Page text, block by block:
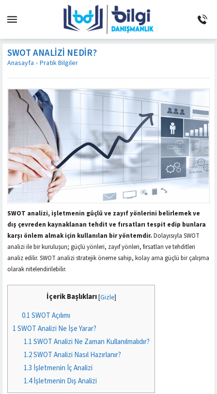
SWOT ANALIZI NEDIR?
Anasayfa » Pratik Bilgiler
SWOT analizi, işletmenin güçlü ve zayıf yönlerini belirlemek ve
dış çevreden kaynaklanan tehdit ve fırsatları tespit edip bunlara
karşı önlem almak için kullanılan bir yöntemdir. Dolayısıyla SWOT
analizi ile bir kuruluşun; güçlü yönleri, zayıf yönleri, fırsatları ve tehditleri
analiz edilir. SWOT analizi stratejik öneme sahip, kolay ama güçlü bir çalışma
olarak nitelendirilebilir.
İçerik Başlıkları[Gizle]
0.1SWOT Açılımı
1SWOT Analizi Ne İşe Yarar?
1.1SWOT Analizi Ne Zaman Kullanılmalıdır?
1.2SWOT Analizi Nasıl Hazırlanır?
1.3 İşletmenin İç Analizi
1.4İşletmenin Dış Analizi